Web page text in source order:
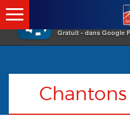
×
Gratuit - dans Google